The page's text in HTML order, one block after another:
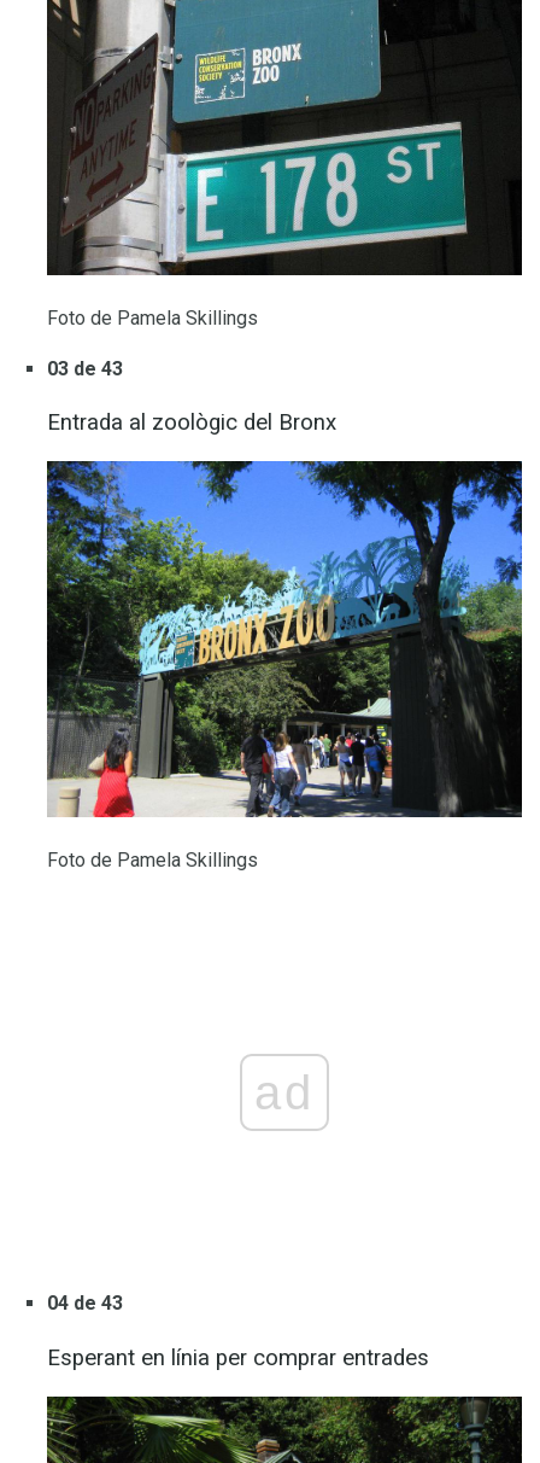
Foto de Pamela Skillings
03 de 43
Entrada al zoològic del Bronx
Foto de Pamela Skillings
ad
04 de 43
Esperant en línia per comprar entrades